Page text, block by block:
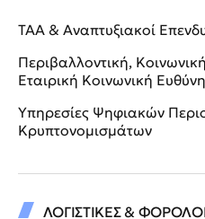
ΤΑΑ & Αναπτυξιακοί
Περιβαλλοντική,
Εταιρική Κοινωνική Ευθύνη
Υπηρεσίες Ψηφιακών
Κρυπτονομισμάτων
ΛΟΓΙΣΤΙΚΕΣ &